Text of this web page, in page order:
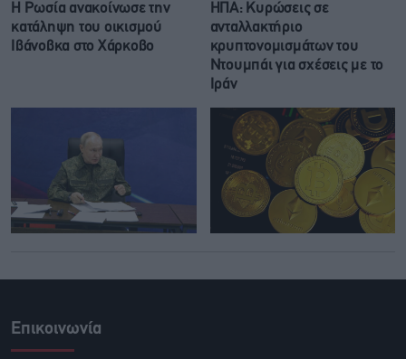
Η Ρωσία ανακοίνωσε την
κατάληψη του οικισμού
Ιβάνοβκα στο Χάρκοβο
ΗΠΑ: Κυρώσεις σε
ανταλλακτήριο
κρυπτονομισμάτων του
Ντουμπάι για σχέσεις με το
Ιράν
Επικοινωνία